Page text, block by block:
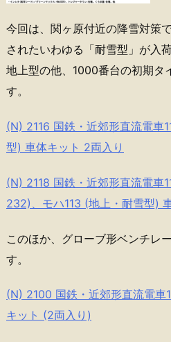
今回は、関ヶ原付近の降雪対策
されたいわゆる「耐雪型」が入
地上型の他、1000番台の初期タ
す。
(N) 2116 国鉄・近郊形直流電車
型) 車体キット 2両入り
(N) 2118 国鉄・近郊形直流電車
232)、モハ113 (地上・耐雪型)
このほか、グローブ形ベンチレ
す。
(N) 2100 国鉄・近郊形直流電
キット (2両入り)